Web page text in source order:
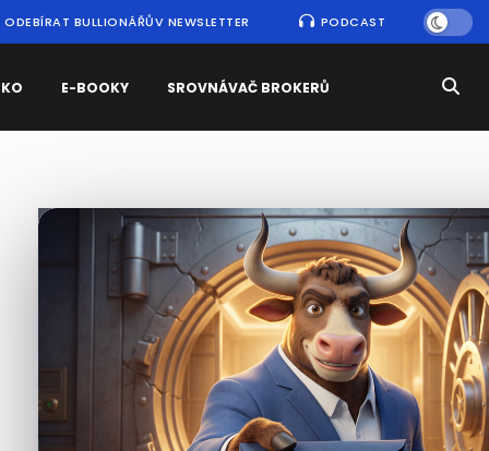
ODEBÍRAT BULLIONÁŘŮV NEWSLETTER PODCAST
E-BOOKY SROVNÁVAČ BROKERŮ
Nejčtenějšízprávy